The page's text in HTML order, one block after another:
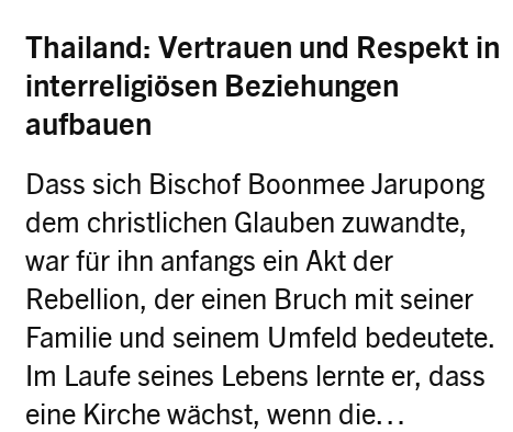
Thailand: Vertrauen und Respekt in
interreligiösen Beziehungen
aufbauen
Dass sich Bischof Boonmee Jarupong
dem christlichen Glauben zuwandte,
war für ihn anfangs ein Akt der
Rebellion, der einen Bruch mit seiner
Familie und seinem Umfeld bedeutete.
Im Laufe seines Lebens lernte er, dass
eine Kirche wächst, wenn die…